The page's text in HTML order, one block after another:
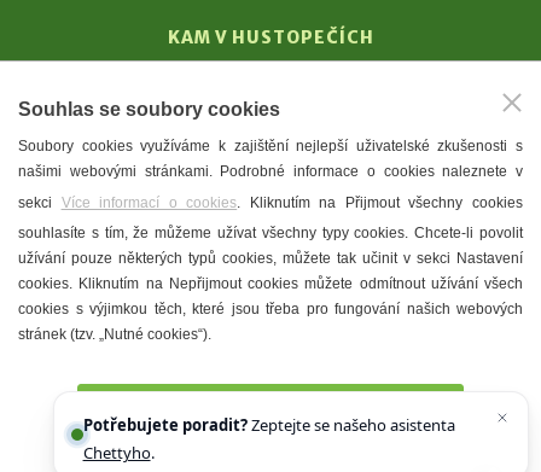
KAM V HUSTOPEČÍCH
T. G. Masaryk
Mandloně
Ubytování
Restaurace
Městské muzeum a galerie
Denní meníčka
Souhlas se soubory cookies
Soubory cookies využíváme k zajištění nejlepší uživatelské zkušenosti s
našimi webovými stránkami. Podrobné informace o cookies naleznete v
sekci Více informací o cookies. Kliknutím na Přijmout všechny cookies
souhlasíte s tím, že můžeme užívat všechny typy cookies. Chcete-li povolit
užívání pouze některých typů cookies, můžete tak učinit v sekci Nastavení
cookies. Kliknutím na Nepřijmout cookies můžete odmítnout užívání všech
cookies s výjimkou těch, které jsou třeba pro fungování našich webových
stránek (tzv. „Nutné cookies“).
Potřebujete poradit?Zeptejte se našeho asistenta
Chettyho.